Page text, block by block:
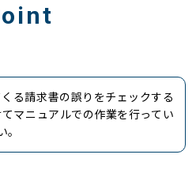
る請求書の誤りをチェックする
マニュアルでの作業を行ってい
。